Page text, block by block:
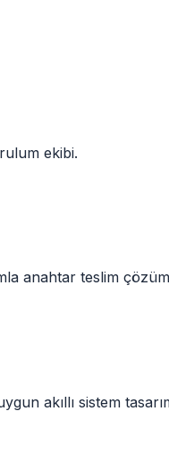
ekibi.
anahtar teslim
akıllı sistem